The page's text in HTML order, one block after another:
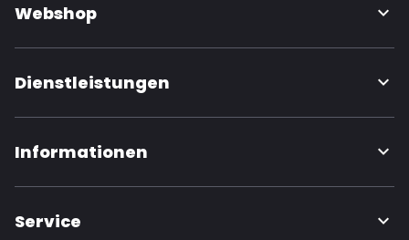
Webshop
Dienstleistungen
Informationen
Service